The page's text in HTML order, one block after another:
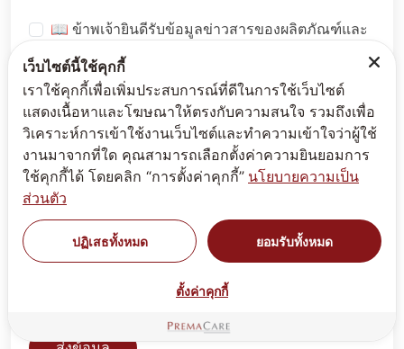
📖 ข้าพเจ้ายินดีรับข้อมูลข่าวสารของผลิตภัณฑ์และ
บริการเสริมจากการขาย และกิจกรรมต่างๆ รวมถึง
ข้อเสนอบริการที่เป็นประโยชน์ จากบริษัทพรีมา แคร์
อินเตอร์เนชั่นแนล จำกัด และ บริษัทในเครือ ผ่านทาง
อีเมล์หรือช่องทางออนไลน์อย่างสม่ำเสมอ ฉัน
สามารถถอนคำยินยอมนี้ได้ตลอดเวลาโดยมีผลบังคับ
ใช้ในอนาคต ข้อมูลเพิ่มเติมได้ที่นโยบายส่วนบุคคล
🔒 กรุณาพิมพ์หมายเลข 90
เว็บไซต์นี้ใช้คุกกี้
เราใช้คุกกี้เพื่อเพิ่มประสบการณ์ที่ดีในการใช้เว็บไซต์
แสดงเนื้อหาและโฆษณาให้ตรงกับความสนใจ รวมถึงเพื่อ
วิเคราะห์การเข้าใช้งานเว็บไซต์และทำความเข้าใจว่าผู้ใช้
งานมาจากที่ใด คุณสามารถเลือกตั้งค่าความยินยอมการ
ใช้คุกกี้ได้ โดยคลิก “การตั้งค่าคุกกี้” นโยบายความเป็น
ส่วนตัว
ปฏิเสธทั้งหมด ยอมรับทั้งหมด
ตั้งค่าคุกกี้